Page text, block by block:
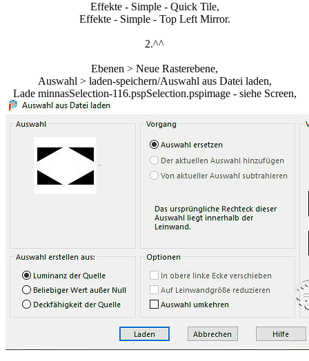
Effekte - Simple - Quick Tile,
Effekte - Simple - Top Left Mirror.
2.^^
Ebenen > Neue Rasterebene,
Auswahl > laden-speichern/Auswahl aus Datei laden,
Lade minnasSelection-116.pspSelection.pspimage - siehe Screen,